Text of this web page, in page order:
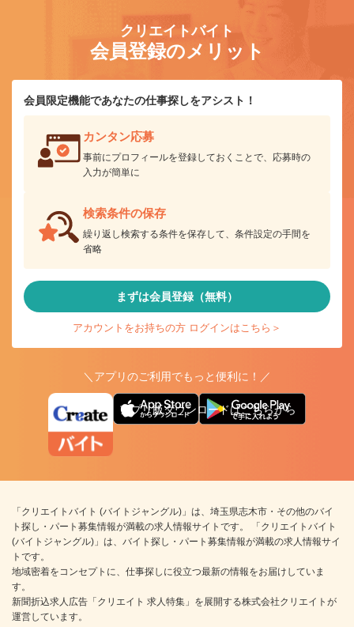
クリエイトバイト
会員登録のメリット
会員限定機能であなたの仕事探しをアシスト！
カンタン応募
事前にプロフィールを登録しておくことで、応募時の
入力が簡単に
検索条件の保存
繰り返し検索する条件を保存して、条件設定の手間を
省略
まずは会員登録（無料）
アカウントをお持ちの方 ログインはこちら＞
＼アプリのご利用でもっと便利に！／
アプリ版ダウンロードはこちらから
「クリエイトバイト (バイトジャングル)」は、埼玉県志木市・その他のバイ
ト探し・パート募集情報が満載の求人情報サイトです。 「クリエイトバイト
(バイトジャングル)」は、バイト探し・パート募集情報が満載の求人情報サイ
トです。
地域密着をコンセプトに、仕事探しに役立つ最新の情報をお届けしていま
す。
新聞折込求人広告「クリエイト 求人特集」を展開する株式会社クリエイトが
運営しています。